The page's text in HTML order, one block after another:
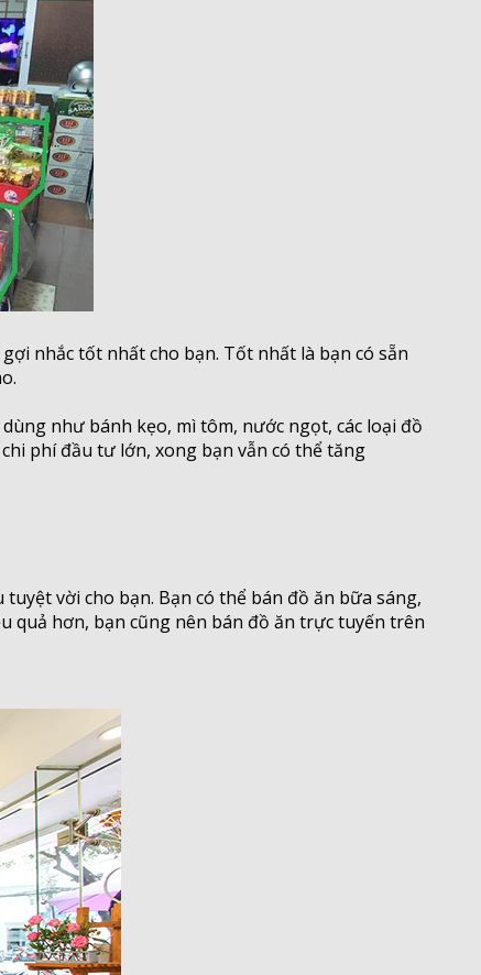
nhắc tốt nhất cho bạn. Tốt nhất là bạn có sẵn
như bánh kẹo, mì tôm, nước ngọt, các loại đồ
phí đầu tư lớn, xong bạn vẫn có thể tăng
vời cho bạn. Bạn có thể bán đồ ăn bữa sáng,
quả hơn, bạn cũng nên bán đồ ăn trực tuyến trên